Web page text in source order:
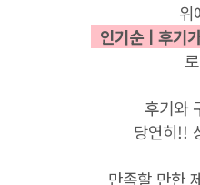
위
인기순ㅣ후기
로
후기와
당연히!!
만족할 만한